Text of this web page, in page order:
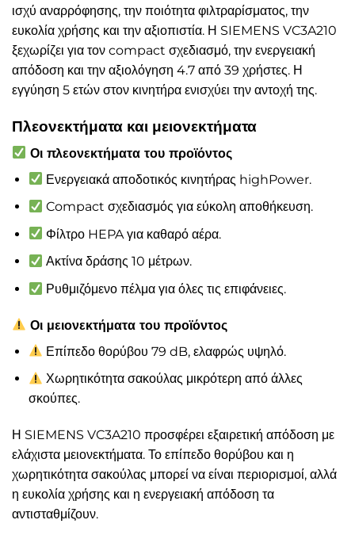
ισχύ αναρρόφησης, την ποιότητα φιλτραρίσματος, την
ευκολία χρήσης και την αξιοπιστία. Η SIEMENS VC3A210
ξεχωρίζει για τον compact σχεδιασμό, την ενεργειακή
απόδοση και την αξιολόγηση 4.7 από 39 χρήστες. Η
εγγύηση 5 ετών στον κινητήρα ενισχύει την αντοχή της.
Πλεονεκτήματα και μειονεκτήματα
Οι πλεονεκτήματα του προϊόντος
Ενεργειακά αποδοτικός κινητήρας highPower.
Compact σχεδιασμός για εύκολη αποθήκευση.
Φίλτρο HEPA για καθαρό αέρα.
Ακτίνα δράσης 10 μέτρων.
Ρυθμιζόμενο πέλμα για όλες τις επιφάνειες.
Οι μειονεκτήματα του προϊόντος
Επίπεδο θορύβου 79 dB, ελαφρώς υψηλό.
Χωρητικότητα σακούλας μικρότερη από άλλες
σκούπες.
Η SIEMENS VC3A210 προσφέρει εξαιρετική απόδοση με
ελάχιστα μειονεκτήματα. Το επίπεδο θορύβου και η
χωρητικότητα σακούλας μπορεί να είναι περιορισμοί, αλλά
η ευκολία χρήσης και η ενεργειακή απόδοση τα
αντισταθμίζουν.